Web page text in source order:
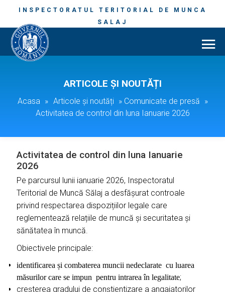
INSPECTORATUL TERITORIAL DE MUNCA
SALAJ
ARTICOLE ȘI NOUTĂȚI
Acasa » Articole și noutăți » Comunicate de presă »
Activitatea de control din luna Ianuarie 2026
Activitatea de control din luna Ianuarie
2026
Pe parcursul lunii ianuarie 2026, Inspectoratul
Teritorial de Muncă Sălaj a desfășurat controale
privind respectarea dispozițiilor legale care
reglementează relațiile de muncă și securitatea și
sănătatea în muncă.
Obiectivele principale:
identificarea și combaterea muncii nedeclarate cu luarea
măsurilor care se impun pentru intrarea în legalitate;
creșterea gradului de conștientizare a angajatorilor